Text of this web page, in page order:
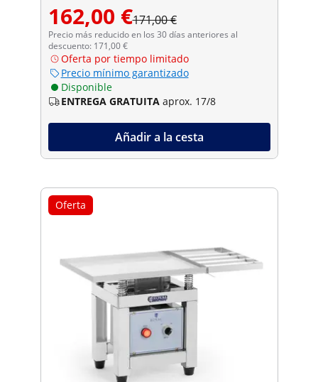
162,00 €171,00 €
Precio más reducido en los 30 días anteriores al
descuento: 171,00 €
Oferta por tiempo limitado
Precio mínimo garantizado
Disponible
ENTREGA GRATUITA aprox. 17/8
Añadir a la cesta
Oferta